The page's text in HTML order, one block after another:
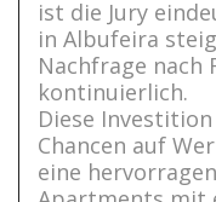
ist die Jury
in Albufeira
Nachfrage nach
kontinuierlich.
Diese
Chancen auf
eine